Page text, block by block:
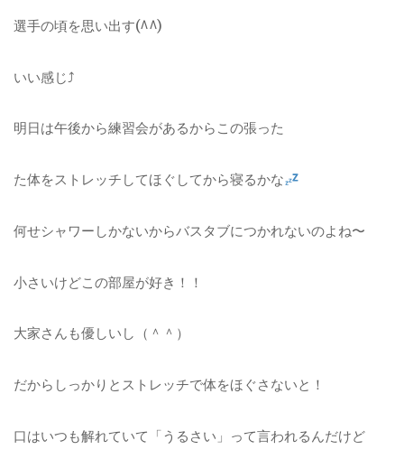
選手の頃を思い出す(^^)
いい感じ⤴︎
明日は午後から練習会があるからこの張った
た体をストレッチしてほぐしてから寝るかな
何せシャワーしかないからバスタブにつかれないのよね〜
小さいけどこの部屋が好き！！
大家さんも優しいし（＾＾）
だからしっかりとストレッチで体をほぐさないと！
口はいつも解れていて「うるさい」って言われるんだけど